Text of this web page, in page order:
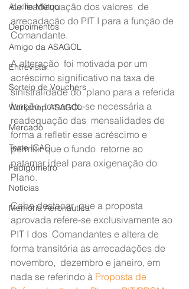
Auxílio Mútuo
Depoimentos
Amigo da ASAGOL
Entrevista
Sorteio de Vouchers
Workshop ASAGOL
Mercado
Teste ICAO
Fadigômetro
Notícias
Memória Aeronáutica
de readequação dos valores  de
arrecadação do PIT I para a função de
Comandante.
A alteração  foi motivada por um
acréscimo significativo na taxa de
sinistralidade do  plano para a referida
função, tornando-se necessária a
readequação das  mensalidades de
forma a refletir esse acréscimo e
permitir que o fundo  retorne ao
patamar ideal para oxigenação do
Plano.
Cabe destacar  que a proposta
aprovada refere-se exclusivamente ao
PIT I dos  Comandantes e altera de
forma transitória as arrecadações de
novembro,  dezembro e janeiro, em
nada se referindo à Proposta de